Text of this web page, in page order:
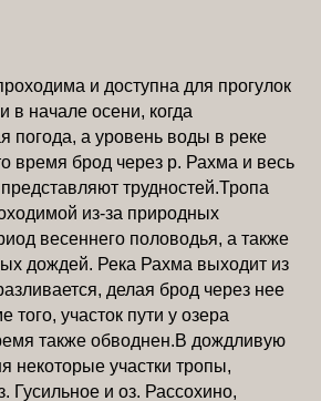
и доступна для прогулок
в начале осени, когда
погода, а уровень воды в реке
время брод через р. Рахма и весь
трудностей.Тропа
из-за природных
весеннего половодья, а также
дождей. Река Рахма выходит из
делая брод через нее
того, участок пути у озера
также обводнен.В дождливую
некоторые участки тропы,
Гусильное и оз. Рассохино,